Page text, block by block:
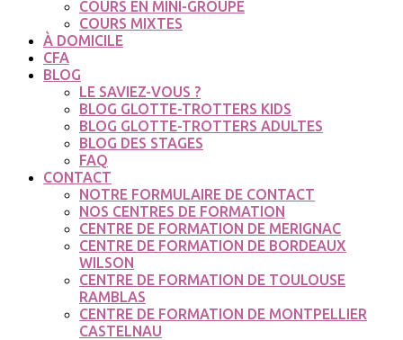
COURS EN MINI-GROUPE
COURS MIXTES
À DOMICILE
CFA
BLOG
LE SAVIEZ-VOUS ?
BLOG GLOTTE-TROTTERS KIDS
BLOG GLOTTE-TROTTERS ADULTES
BLOG DES STAGES
FAQ
CONTACT
NOTRE FORMULAIRE DE CONTACT
NOS CENTRES DE FORMATION
CENTRE DE FORMATION DE MERIGNAC
CENTRE DE FORMATION DE BORDEAUX
WILSON
CENTRE DE FORMATION DE TOULOUSE
RAMBLAS
CENTRE DE FORMATION DE MONTPELLIER
CASTELNAU